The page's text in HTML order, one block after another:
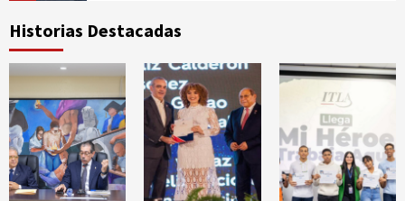
1
Salud
Equipo Médico de Emergencia tras misión
humanitaria en Venezuela
2
Salud
Más de tres millones de dominicanos residen
en el exterior, según quinta edición del
Registro Sociodemográfico del Index
Historias Destacadas